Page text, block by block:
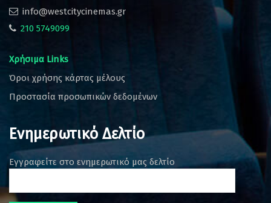
info@westcitycinemas.gr
210 5749099
Χρήσιμα Links
Όροι χρήσης κάρτας μέλους
Προστασία προσωπικών δεδομένων
Ενημερωτικό Δελτίο
Εγγραφείτε στο ενημερωτικό μας δελτίο